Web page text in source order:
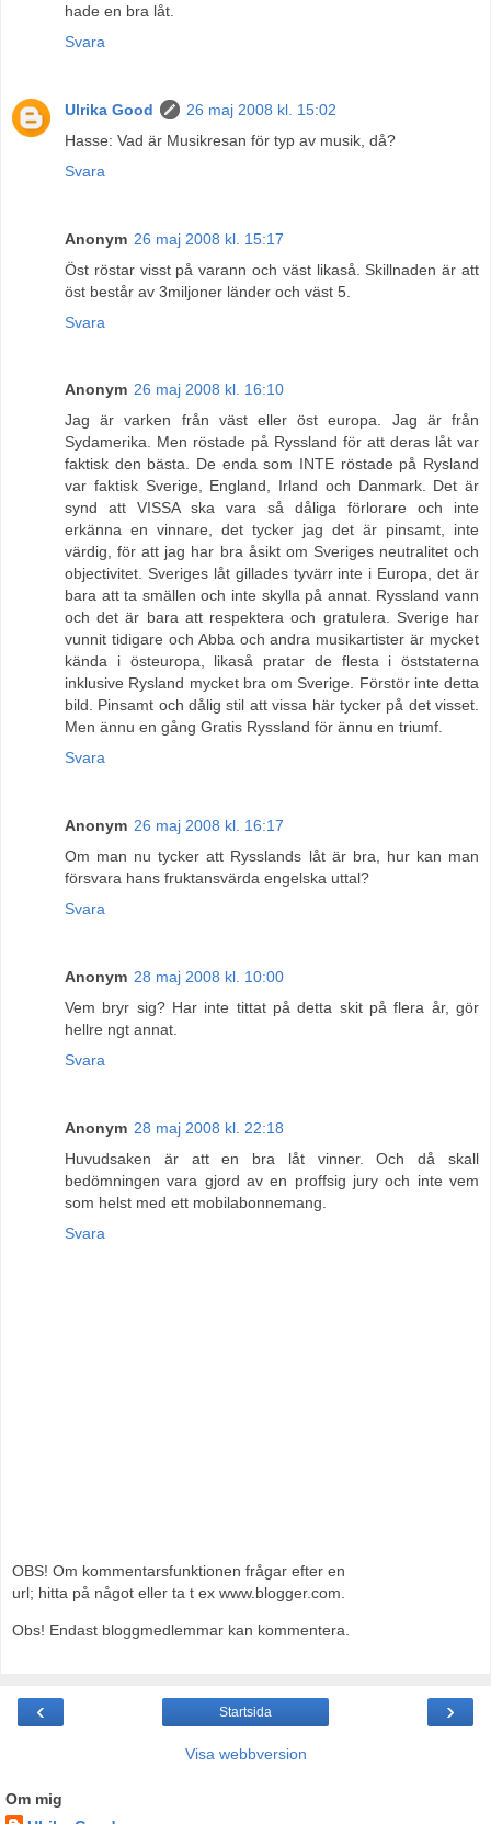
hade en bra låt.
Svara
Ulrika Good
26 maj 2008 kl. 15:02
Hasse: Vad är Musikresan för typ av musik, då?
Svara
Anonym 26 maj 2008 kl. 15:17
Öst röstar visst på varann och väst likaså. Skillnaden är att
öst består av 3miljoner länder och väst 5.
Svara
Anonym 26 maj 2008 kl. 16:10
Jag är varken från väst eller öst europa. Jag är från
Sydamerika. Men röstade på Ryssland för att deras låt var
faktisk den bästa. De enda som INTE röstade på Rysland
var faktisk Sverige, England, Irland och Danmark. Det är
synd att VISSA ska vara så dåliga förlorare och inte
erkänna en vinnare, det tycker jag det är pinsamt, inte
värdig, för att jag har bra åsikt om Sveriges neutralitet och
objectivitet. Sveriges låt gillades tyvärr inte i Europa, det är
bara att ta smällen och inte skylla på annat. Ryssland vann
och det är bara att respektera och gratulera. Sverige har
vunnit tidigare och Abba och andra musikartister är mycket
kända i östeuropa, likaså pratar de flesta i öststaterna
inklusive Rysland mycket bra om Sverige. Förstör inte detta
bild. Pinsamt och dålig stil att vissa här tycker på det visset.
Men ännu en gång Gratis Ryssland för ännu en triumf.
Svara
Anonym 26 maj 2008 kl. 16:17
Om man nu tycker att Rysslands låt är bra, hur kan man
försvara hans fruktansvärda engelska uttal?
Svara
Anonym 28 maj 2008 kl. 10:00
Vem bryr sig? Har inte tittat på detta skit på flera år, gör
hellre ngt annat.
Svara
Anonym 28 maj 2008 kl. 22:18
Huvudsaken är att en bra låt vinner. Och då skall
bedömningen vara gjord av en proffsig jury och inte vem
som helst med ett mobilabonnemang.
Svara
OBS! Om kommentarsfunktionen frågar efter en
url; hitta på något eller ta t ex www.blogger.com.
Obs! Endast bloggmedlemmar kan kommentera.
‹ ›
Startsida
Visa webbversion
Om mig